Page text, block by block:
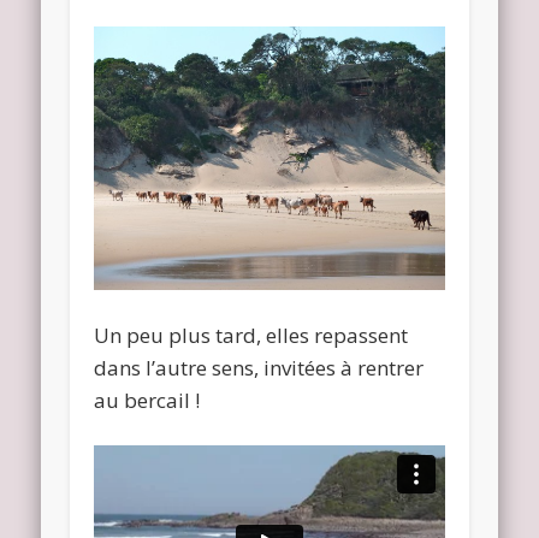
Un peu plus tard, elles repassent
dans l’autre sens, invitées à rentrer
au bercail !